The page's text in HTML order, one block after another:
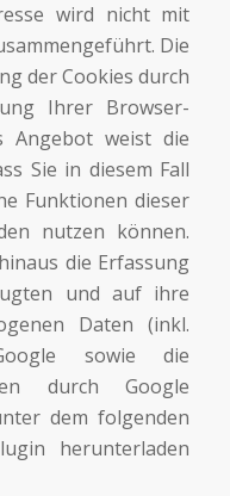
wird nicht mit
Die
der Cookies durch
Ihrer Browser-
Angebot weist die
Sie in diesem Fall
Funktionen dieser
nutzen können.
die Erfassung
und auf ihre
Daten (inkl.
sowie die
durch Google
dem folgenden
herunterladen